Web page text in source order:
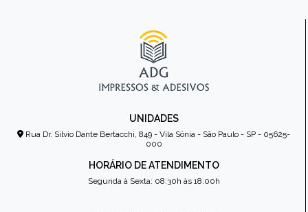
UNIDADES
Rua Dr. Sílvio Dante Bertacchi, 849 - Vila Sônia - São Paulo - SP - 05625-
000
HORÁRIO DE ATENDIMENTO
Segunda à Sexta: 08:30h às 18:00h